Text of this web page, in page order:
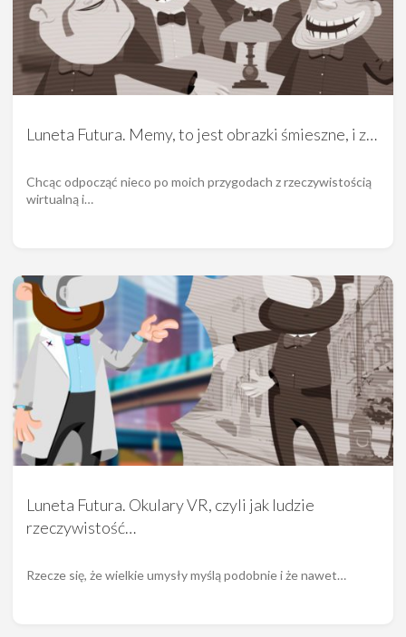
Luneta Futura. Memy, to jest obrazki śmieszne, i z…
Chcąc odpocząć nieco po moich przygodach z rzeczywistością
wirtualną i…
Luneta Futura. Okulary VR, czyli jak ludzie
rzeczywistość…
Rzecze się, że wielkie umysły myślą podobnie i że nawet…